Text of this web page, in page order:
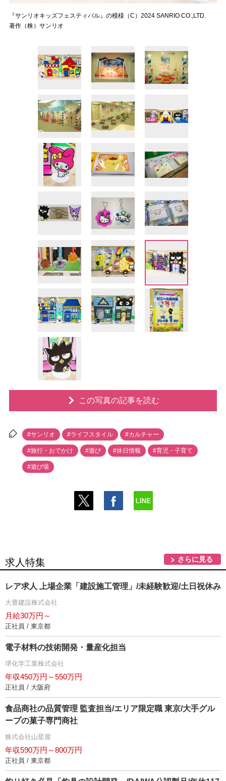
『サンリオキッズフェスティバル』の模様（C）2024 SANRIO CO.,LTD.
著作（株）サンリオ
この写真の記事を読む
#サンリオ #ライフスタイル #カルチャー
#旅行・おでかけ #遊び #休日情報 #育児・子育て
#遊び場
求人特集 さらに見る
レア求人 上場企業「建設施工管理」/未経験歓迎/土日祝休み
大豊建設株式会社
月給30万円～
正社員 / 東京都
電子材料の技術開発・量産化担当
堺化学工業株式会社
年収450万円～550万円
正社員 / 大阪府
食品商社の品質管理 監査担当/エリア限定職 東京/大手グル
ープの菓子専門商社
株式会社山星屋
年収590万円～800万円
正社員 / 東京都